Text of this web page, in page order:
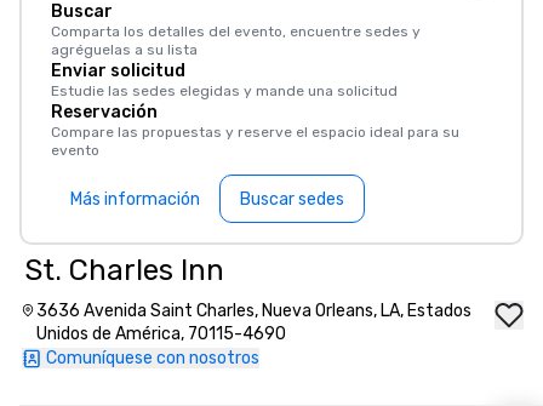
Buscar
Comparta los detalles del evento, encuentre sedes y
agréguelas a su lista
Enviar solicitud
Estudie las sedes elegidas y mande una solicitud
Reservación
Compare las propuestas y reserve el espacio ideal para su
evento
Más información Buscar sedes
St. Charles Inn
3636 Avenida Saint Charles, Nueva Orleans, LA, Estados
Unidos de América, 70115-4690
Comuníquese con nosotros